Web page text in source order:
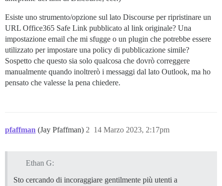
Esiste uno strumento/opzione sul lato Discourse per ripristinare un
URL Office365 Safe Link pubblicato al link originale? Una
impostazione email che mi sfugge o un plugin che potrebbe essere
utilizzato per impostare una policy di pubblicazione simile?
Sospetto che questo sia solo qualcosa che dovrò correggere
manualmente quando inoltrerò i messaggi dal lato Outlook, ma ho
pensato che valesse la pena chiedere.
pfaffman (Jay Pfaffman) 14 Marzo 2023, 2:17pm
2
Ethan G:
Sto cercando di incoraggiare gentilmente più utenti a